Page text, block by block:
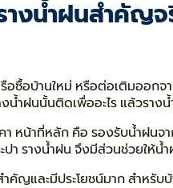
างน้ำฝนสำคัญจ
อซื้อบ้านใหม่ หรือต่อเติมออก
น้ำฝนนั้นติดเพื่ออะไร แล้วราง
หน้าที่หลัก คือ รองรับน้ำฝนจ
ปา รางน้ำฝน จึงมีส่วนช่วยให้น้
ญและมีประโยชน์มาก สำหรับ